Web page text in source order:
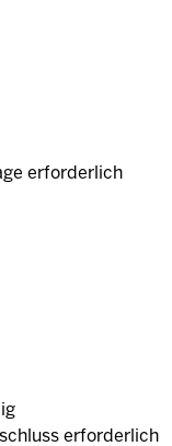
erforderlich
erforderlich